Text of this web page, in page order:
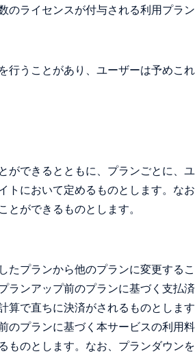
ライセンスが付与される利用プラ
うことがあり、ユーザーは予めこ
できるとともに、プランごとに、
において定めるものとします。な
ができるものとします。
プランから他のプランに変更する
ンアップ前のプランに基づく支払
で直ちに決済がされるものとしま
プランに基づく本サービスの利用
のとします。なお、プランダウン